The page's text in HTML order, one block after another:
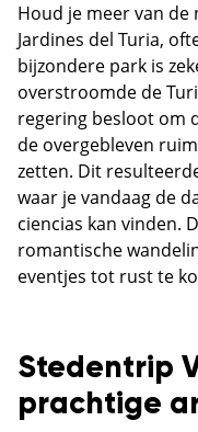
Houd je meer van de
Jardines del Turia,
bijzondere park is
overstroomde de
regering besloot om
de overgebleven
zetten. Dit
waar je vandaag de
ciencias kan vinden.
romantische
eventjes tot rust te
Stedentrip
prachtige